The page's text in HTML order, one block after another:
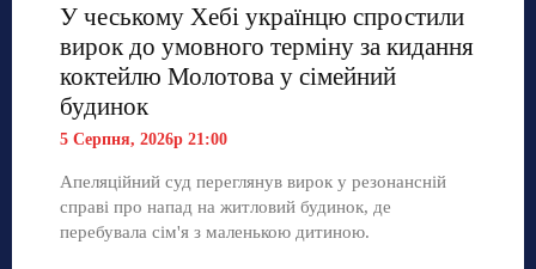
У чеському Хебі українцю спростили
вирок до умовного терміну за кидання
коктейлю Молотова у сімейний
будинок
5 Серпня, 2026р 21:00
Апеляційний суд переглянув вирок у резонансній
справі про напад на житловий будинок, де
перебувала сім'я з маленькою дитиною.